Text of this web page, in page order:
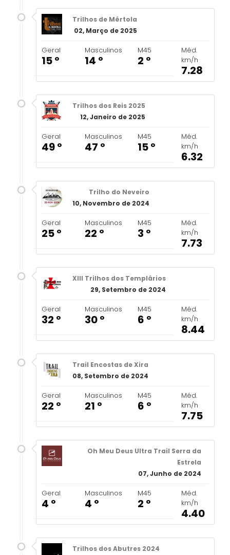
Trilhos de Mértola
02, Março de 2025
Geral
15 º
Masculinos
14 º
M45
2 º
Méd.
km/h
7.28
Trilhos dos Reis 2025
12, Janeiro de 2025
Geral
49 º
Masculinos
47 º
M45
15 º
Méd.
km/h
6.32
Trilho do Neveiro
10, Novembro de 2024
Geral
25 º
Masculinos
22 º
M45
3 º
Méd.
km/h
7.73
XIII Trilhos dos Templários
29, Setembro de 2024
Geral
32 º
Masculinos
30 º
M45
6 º
Méd.
km/h
8.44
Trail Encostas de Xira
08, Setembro de 2024
Geral
22 º
Masculinos
21 º
M45
6 º
Méd.
km/h
7.75
Oh Meu Deus Ultra Trail Serra da
Estrela
07, Junho de 2024
Geral
4 º
Masculinos
4 º
M45
2 º
Méd.
km/h
4.40
Trilhos dos Abutres 2024